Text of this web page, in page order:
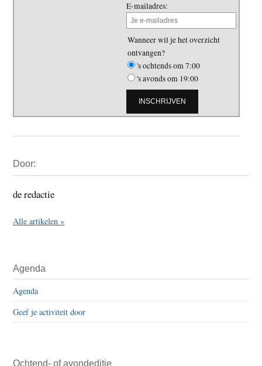
E-mailadres:
Wanneer wil je het overzicht
ontvangen?
's ochtends om 7:00
's avonds om 19:00
Sidebar
Door:
de redactie
Alle artikelen »
Agenda
Agenda
Geef je activiteit door
Ochtend- of avondeditie